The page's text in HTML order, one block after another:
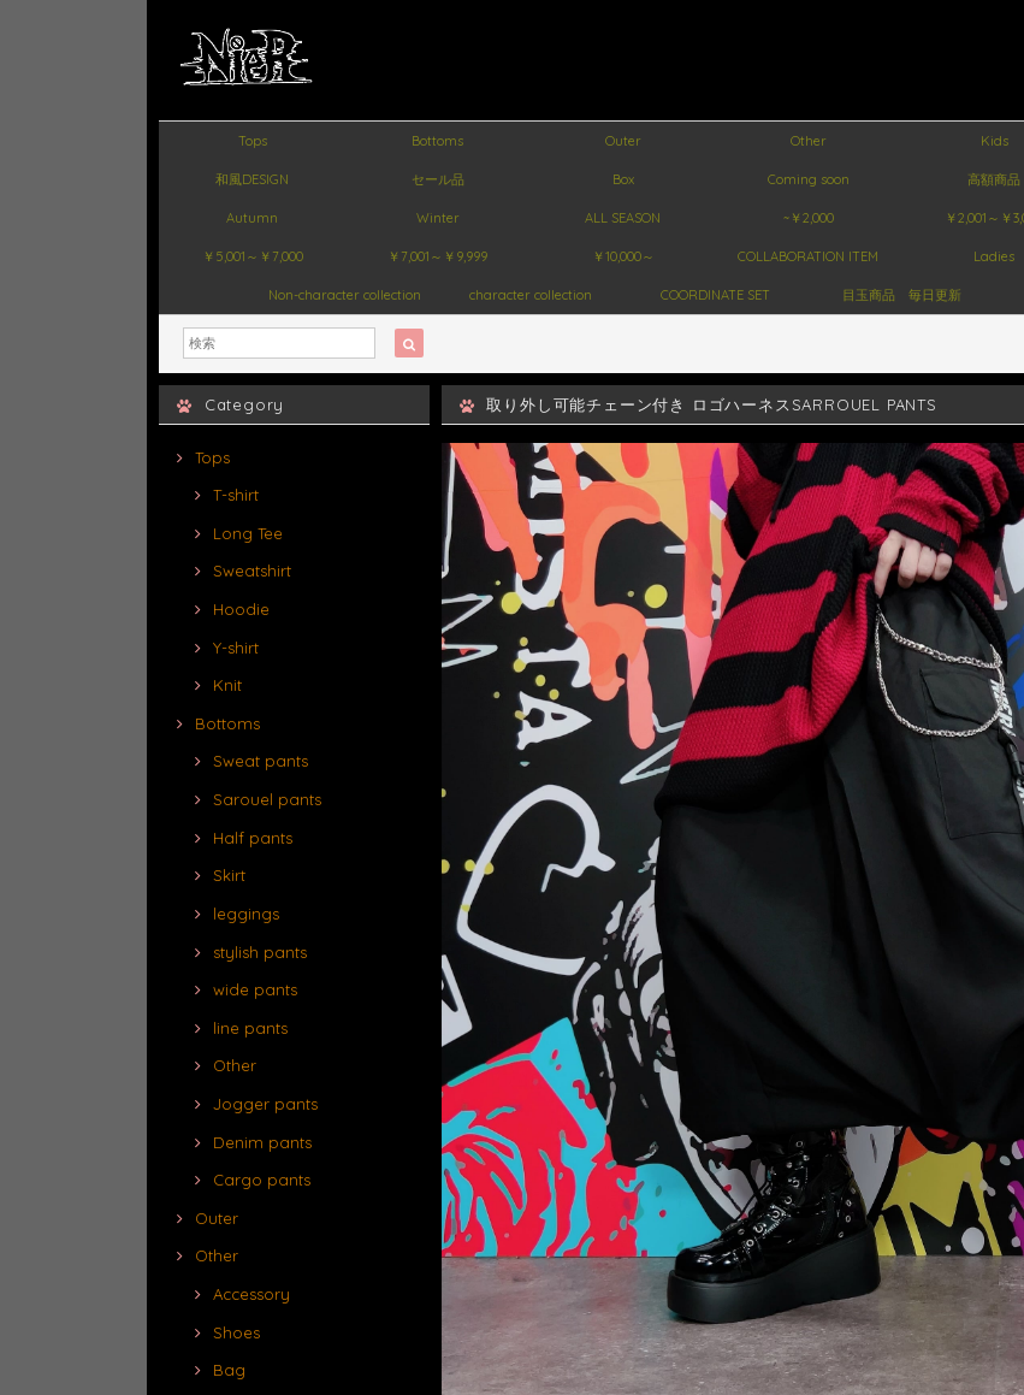
Tops Bottoms Outer Other Kids
和風DESIGN セール品 Box Coming soon 高額商品
Autumn Winter ALL SEASON ~￥2,000 ￥2,001～￥
￥5,001～￥7,000 ￥7,001～￥9,999 ￥10,000～ COLLABORATION ITEM Ladies
Non-character collection character collection COORDINATE SET 目玉商品 毎日更新
Category
Tops
T-shirt
Long Tee
Sweatshirt
Hoodie
Y-shirt
Knit
Bottoms
Sweat pants
Sarouel pants
Half pants
Skirt
leggings
stylish pants
wide pants
line pants
Other
Jogger pants
Denim pants
Cargo pants
Outer
Other
Accessory
Shoes
Bag
取り外し可能チェーン付き ロゴハーネスSARROUEL PANTS